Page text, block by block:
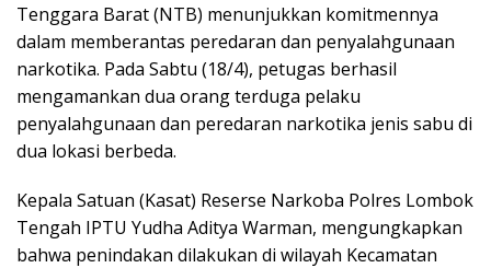
Tenggara Barat (NTB) menunjukkan komitmennya
dalam memberantas peredaran dan penyalahgunaan
narkotika. Pada Sabtu (18/4), petugas berhasil
mengamankan dua orang terduga pelaku
penyalahgunaan dan peredaran narkotika jenis sabu di
dua lokasi berbeda.
Kepala Satuan (Kasat) Reserse Narkoba Polres Lombok
Tengah IPTU Yudha Aditya Warman, mengungkapkan
bahwa penindakan dilakukan di wilayah Kecamatan